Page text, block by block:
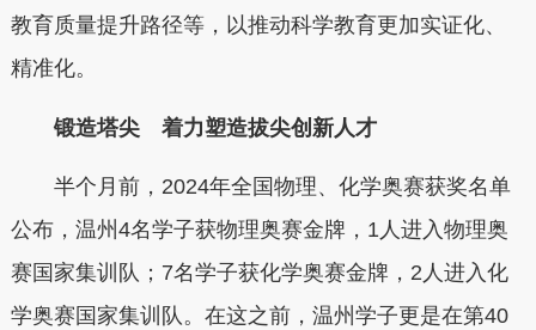
教育质量提升路径等，以推动科学教育更加实证化、
精准化。
锻造塔尖 着力塑造拔尖创新人才
半个月前，2024年全国物理、化学奥赛获奖名单
公布，温州4名学子获物理奥赛金牌，1人进入物理奥
赛国家集训队；7名学子获化学奥赛金牌，2人进入化
学奥赛国家集训队。在这之前，温州学子更是在第40